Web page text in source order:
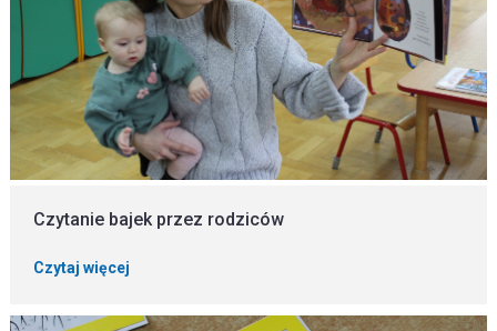
Czytanie bajek przez rodziców
Czytaj więcej